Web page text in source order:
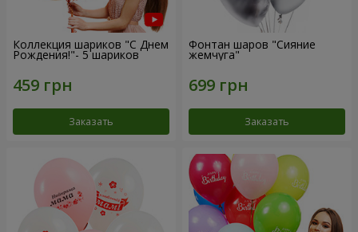
Коллекция шариков "С Днем
Рождения!"- 5 шариков
Заказать
Фонтан шаров "Сияние
жемчуга"
Заказать